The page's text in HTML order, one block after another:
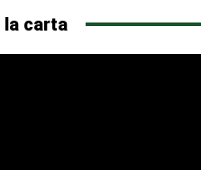
la carta